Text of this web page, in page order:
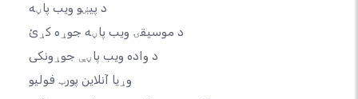
د پیښو ویب پاڼه
د موسیقۍ ویب پاڼه جوړه کړئ
د واده ویب پاڼې جوړونکی
وړیا آنلاین پورټ فولیو